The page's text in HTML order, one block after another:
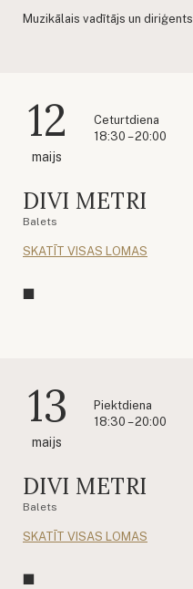
Muzikālais vadītājs un diriģents
12
maijs
Ceturtdiena
18:30 – 20:00
DIVI METRI
Balets
SKATĪT VISAS LOMAS
13
maijs
Piektdiena
18:30 – 20:00
DIVI METRI
Balets
SKATĪT VISAS LOMAS